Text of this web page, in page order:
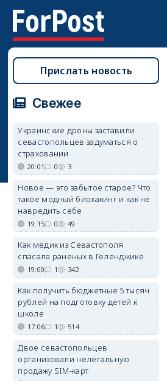
Прислать новость
Свежее
Украинские дроны заставили
севастопольцев задуматься о
страховании
20:01 0 3
Новое — это забытое старое? Что
такое модный биохакинг и как не
навредить себе
19:15 0 49
Как медик из Севастополя
спасала раненых в Геленджике
19:00 1 342
Как получить бюджетные 5 тысяч
рублей на подготовку детей к
школе
17:06 1 514
Двое севастопольцев
организовали нелегальную
продажу SIM-карт